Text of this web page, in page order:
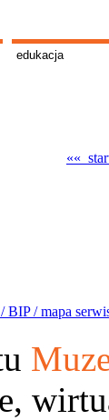
edukacja
««
BIP /mapa